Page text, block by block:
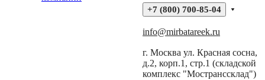
+7 (800) 700-85-04
info@mirbatareek.ru
г. Москва ул. Красная сосна,
д.2, корп.1, стр.1 (складской
комплекс "Мостранссклад")